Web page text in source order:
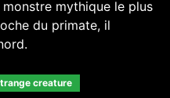
mythique le plus
du primate, il
creature